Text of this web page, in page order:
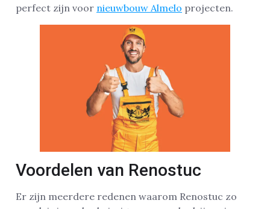
perfect zijn voor nieuwbouw Almelo projecten.
Voordelen van Renostuc
Er zijn meerdere redenen waarom Renostuc zo